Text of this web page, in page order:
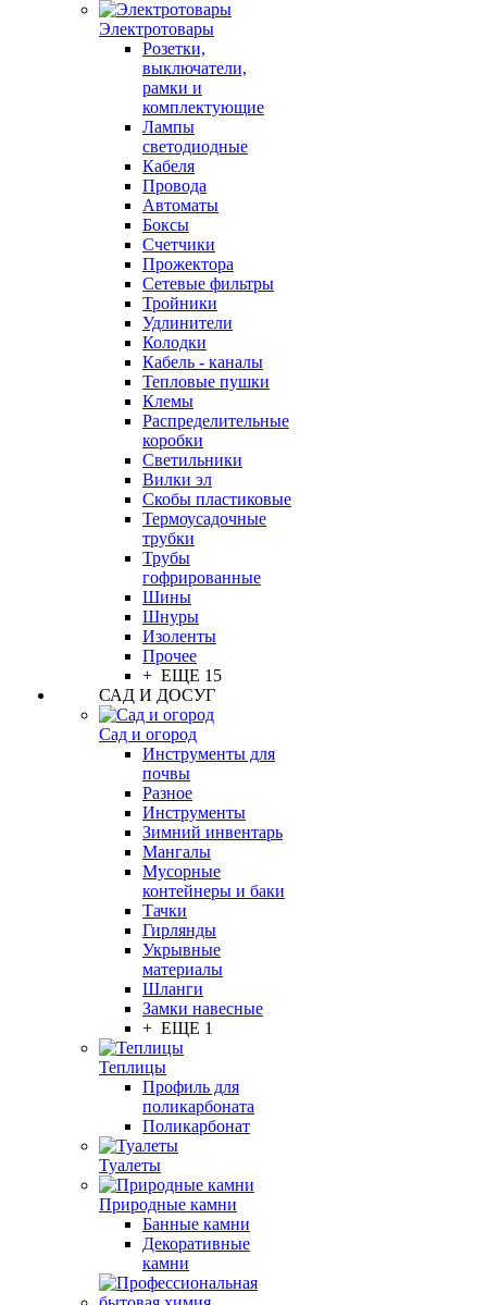
Электротовары
Розетки,
выключатели,
рамки и
комплектующие
Лампы
светодиодные
Кабеля
Провода
Автоматы
Боксы
Счетчики
Прожектора
Сетевые фильтры
Тройники
Удлинители
Колодки
Кабель - каналы
Тепловые пушки
Клемы
Распределительные
коробки
Светильники
Вилки эл
Скобы пластиковые
Термоусадочные
трубки
Трубы
гофрированные
Шины
Шнуры
Изоленты
Прочее
+ ЕЩЕ 15
САД И ДОСУГ
Сад и огород
Инструменты для
почвы
Разное
Инструменты
Зимний инвентарь
Мангалы
Мусорные
контейнеры и баки
Тачки
Гирлянды
Укрывные
материалы
Шланги
Замки навесные
+ ЕЩЕ 1
Теплицы
Профиль для
поликарбоната
Поликарбонат
Туалеты
Природные камни
Банные камни
Декоративные
камни